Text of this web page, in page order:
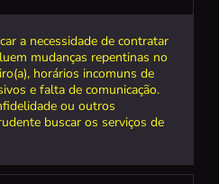
a necessidade de contratar
mudanças repentinas no
horários incomuns de
e falta de comunicação.
ou outros
buscar os serviços de